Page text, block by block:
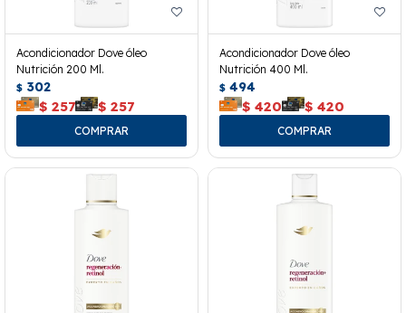
Acondicionador Dove óleo
Nutrición 200 Ml.
$ 302
$ 257 $ 257
Acondicionador Dove óleo
Nutrición 400 Ml.
$ 494
$ 420 $ 420